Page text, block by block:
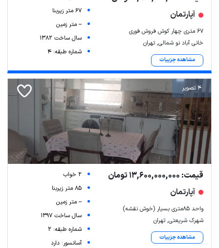
آپارتمان
۶۷ متری چهار کوش فروش فوری
خانی آباد نو شمالی, تهران
مشاهده جزییات
67 متر زیربنا
-- متر زمین
سال ساخت 1382
شماره طبقه: 4
4 تصویر
قیمت: 13,600,000,000 تومان
آپارتمان
واحد ۸۵متری بسیار (خوش نقشه)
شهرک شریعتی, تهران
مشاهده جزییات
2 خواب
85 متر زیربنا
-- متر زمین
سال ساخت 1397
شماره طبقه: 2
آسانسور: دارد